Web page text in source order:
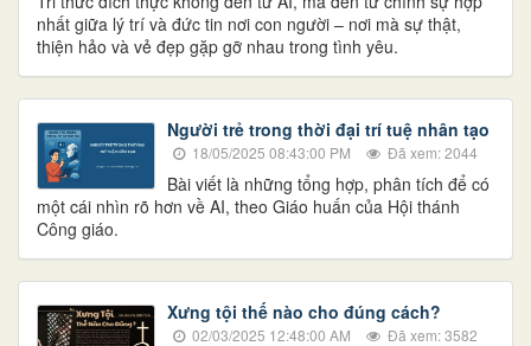
nhất giữa lý trí và đức tin nơi con người – nơi mà sự thật,
thiện hảo và vẻ đẹp gặp gỡ nhau trong tình yêu.
Người trẻ trong thời đại trí tuệ nhân tạo
18/05/2025 08:43:00 PM Đã xem: 2044
Bài viết là những tổng hợp, phân tích để có
một cái nhìn rõ hơn về AI, theo Giáo huấn của Hội thánh
Công giáo.
Xưng tội thế nào cho đúng cách?
02/03/2025 12:48:00 AM Đã xem: 3582